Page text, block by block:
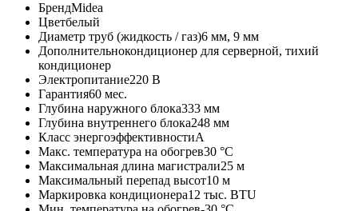
БрендMidea
Цветбелый
Диаметр труб (жидкость / газ)6 мм, 9 мм
Дополнительнокондиционер для серверной, тихий
кондиционер
Электропитание220 В
Гарантия60 мес.
Глубина наружного блока333 мм
Глубина внутреннего блока248 мм
Класс энергоэффективностиA
Макс. температура на обогрев30 °C
Максимальная длина магистрали25 м
Максимальный перепад высот10 м
Маркировка кондиционера12 тыс. BTU